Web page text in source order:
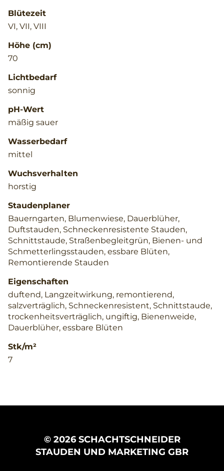
Blütezeit
VI, VII, VIII
Höhe (cm)
70
Lichtbedarf
sonnig
pH-Wert
mäßig sauer
Wasserbedarf
mittel
Wuchsverhalten
horstig
Staudenplaner
Bauerngarten, Blumenwiese, Dauerblüher,
Duftstauden, Schneckenresistente Stauden,
Schnittstaude, Straßenbegleitgrün, Bienen- und
Schmetterlingsstauden, essbare Blüten,
Remontierende Stauden
Eigenschaften
duftend, Langzeitwirkung, remontierend,
salzverträglich, Schneckenresistent, Schnittstaude,
trockenheitsverträglich, ungiftig, Bienenweide,
Dauerblüher, essbare Blüten
Stk/m²
7
© 2026 SCHACHTSCHNEIDER
STAUDEN UND MARKETING GBR